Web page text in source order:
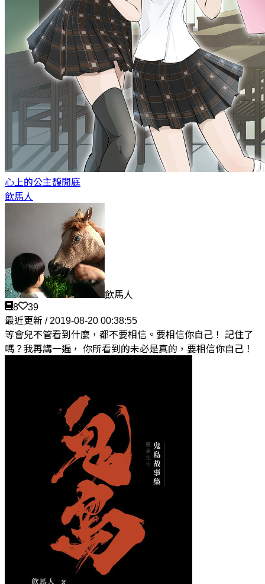
心上的公主馥閒庭
飲馬人
飲馬人
8
39
最近更新 / 2019-08-20 00:38:55
等會兒不管看到什麼，都不要相信。要相信你自己！ 記住了
嗎？我再講一遍， 你所看到的未必是真的，要相信你自己！